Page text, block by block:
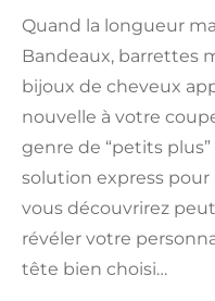
Quand la longueur
Bandeaux, barrettes
bijoux de cheveux
nouvelle à votre
genre de “petits plus”
solution express pour
vous découvrirez
révéler votre
tête bien choisi…